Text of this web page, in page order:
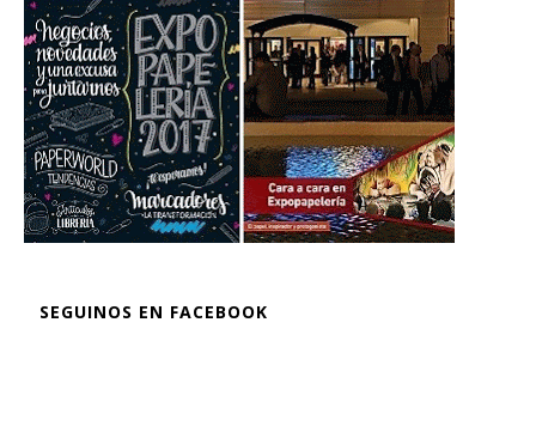
SEGUINOS EN FACEBOOK